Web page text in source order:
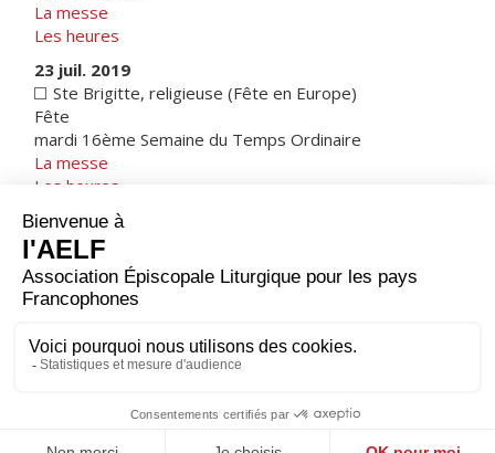
La messe
Les heures
23 juil. 2019
Ste Brigitte, religieuse (Fête en Europe)
Fête
mardi 16ème Semaine du Temps Ordinaire
La messe
Les heures
1 juin 2019
Belgique|
Note sur les calendriers